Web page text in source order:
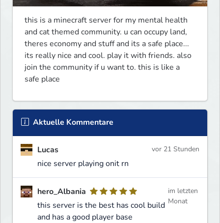
this is a minecraft server for my mental health
and cat themed community. u can occupy land,
theres economy and stuff and its a safe place...
its really nice and cool. play it with friends. also
join the community if u want to. this is like a
safe place
Aktuelle Kommentare
Lucas
nice server playing onit rn
vor 21 Stunden
hero_Albania
this server is the best has cool build
and has a good player base
im letzten
Monat